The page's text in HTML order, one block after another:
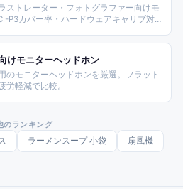
ストレーター・フォトグラファー向けモ
P3カバー率・ハードウェアキャリブ対
けモニターヘッドホン
のモニターヘッドホンを厳選。フラット
労軽減で比較。
のランキング
ラーメンスープ 小袋 扇風機